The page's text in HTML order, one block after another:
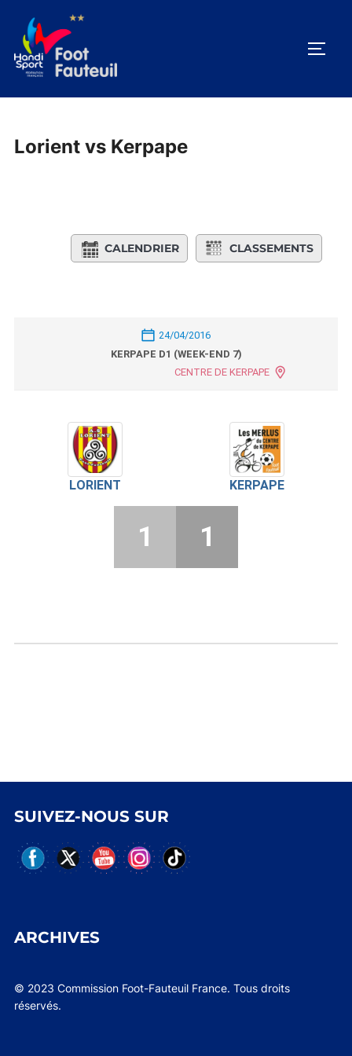
contenu
Lorient vs Kerpape
CALENDRIER CLASSEMENTS
24/04/2016
KERPAPE D1 (WEEK-END 7)
CENTRE DE KERPAPE
LORIENT KERPAPE
1 1
SUIVEZ-NOUS SUR
ARCHIVES
© 2023 Commission Foot-Fauteuil France. Tous droits
réservés.